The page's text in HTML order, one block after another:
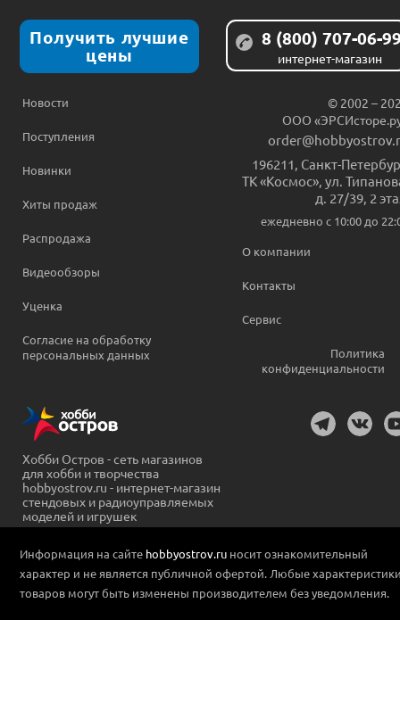
Получить лучшие
цены
8 (800) 707-06-
интернет-магазин
Новости
Поступления
Новинки
Хиты продаж
Распродажа
Видеообзоры
Уценка
Согласие на обработку
персональных данных
© 2002 –
ООО
196211, Санкт-
ТК «Космос», ул.
д. 27/39, 2
ежедневно c 10:00 до
О компании
Контакты
Сервис
Политика
конфиденциальности
Хобби Остров - сеть магазинов
для хобби и творчества
hobbyostrov.ru - интернет-магазин
стендовых и радиоуправляемых
моделей и игрушек
Информация на сайте hobbyostrov.ru носит ознакомительный
характер и не является публичной офертой. Любые
товаров могут быть изменены производителем без уведомления.